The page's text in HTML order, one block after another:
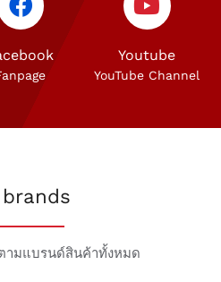
Youtube
YouTube Channel
ามแบรนด์สินค้าทั้งหมด